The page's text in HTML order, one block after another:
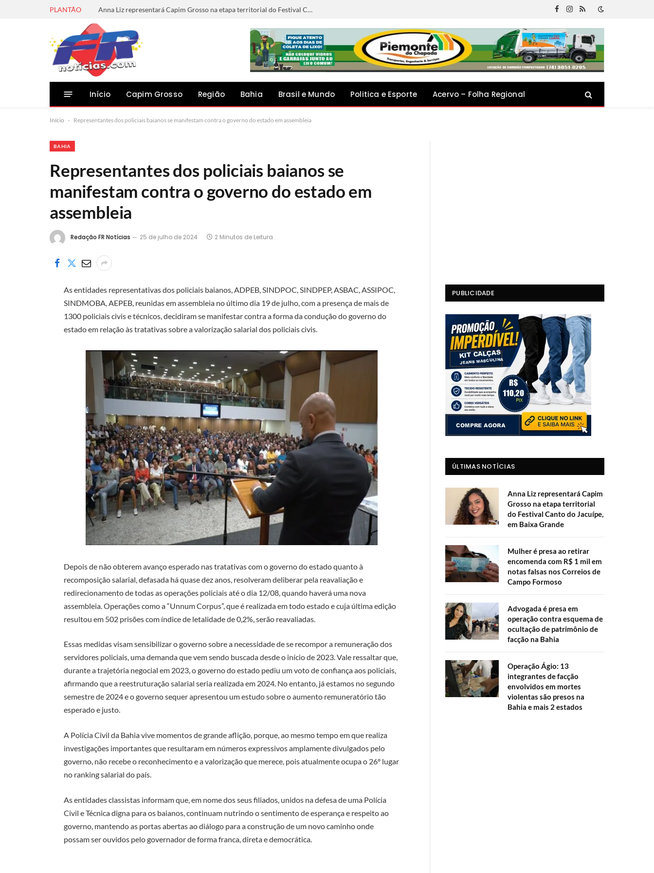
PLANTÃO Anna Liz representará Capim Grosso na etapa territorial do Festival Canto do Jacuípe, em Baixa Grande
Facebook
Instagram
RSS
Início Capim Grosso Região Bahia Brasil e Mundo Politica e Esporte Acervo – Folha Regional
Início - Representantes dos policiais baianos se manifestam contra o governo do estado em assembleia
BAHIA
Representantes dos policiais baianos se
manifestam contra o governo do estado em
assembleia
Redação FR Notícias 25 de julho de 2024 2 Minutos de Leitura
As entidades representativas dos policiais baianos, ADPEB, SINDPOC, SINDPEP, ASBAC, ASSIPOC,
SINDMOBA, AEPEB, reunidas em assembleia no último dia 19 de julho, com a presença de mais de
1300 policiais civis e técnicos, decidiram se manifestar contra a forma da condução do governo do
estado em relação às tratativas sobre a valorização salarial dos policiais civis.
Depois de não obterem avanço esperado nas tratativas com o governo do estado quanto à
recomposição salarial, defasada há quase dez anos, resolveram deliberar pela reavaliação e
redirecionamento de todas as operações policiais até o dia 12/08, quando haverá uma nova
assembleia. Operações como a “Unnum Corpus”, que é realizada em todo estado e cuja última edição
resultou em 502 prisões com índice de letalidade de 0,2%, serão reavaliadas.
Essas medidas visam sensibilizar o governo sobre a necessidade de se recompor a remuneração dos
servidores policiais, uma demanda que vem sendo buscada desde o início de 2023. Vale ressaltar que,
durante a trajetória negocial em 2023, o governo do estado pediu um voto de confiança aos policiais,
afirmando que a reestruturação salarial seria realizada em 2024. No entanto, já estamos no segundo
semestre de 2024 e o governo sequer apresentou um estudo sobre o aumento remuneratório tão
esperado e justo.
A Polícia Civil da Bahia vive momentos de grande aflição, porque, ao mesmo tempo em que realiza
investigações importantes que resultaram em números expressivos amplamente divulgados pelo
governo, não recebe o reconhecimento e a valorização que merece, pois atualmente ocupa o 26º lugar
no ranking salarial do país.
As entidades classistas informam que, em nome dos seus filiados, unidos na defesa de uma Polícia
Civil e Técnica digna para os baianos, continuam nutrindo o sentimento de esperança e respeito ao
governo, mantendo as portas abertas ao diálogo para a construção de um novo caminho onde
possam ser ouvidos pelo governador de forma franca, direta e democrática.
PUBLICIDADE
ÚLTIMAS NOTÍCIAS
Anna Liz representará Capim
Grosso na etapa territorial
do Festival Canto do Jacuípe,
em Baixa Grande
Mulher é presa ao retirar
encomenda com R$ 1 mil em
notas falsas nos Correios de
Campo Formoso
Advogada é presa em
operação contra esquema de
ocultação de patrimônio de
facção na Bahia
Operação Ágio: 13
integrantes de facção
envolvidos em mortes
violentas são presos na
Bahia e mais 2 estados